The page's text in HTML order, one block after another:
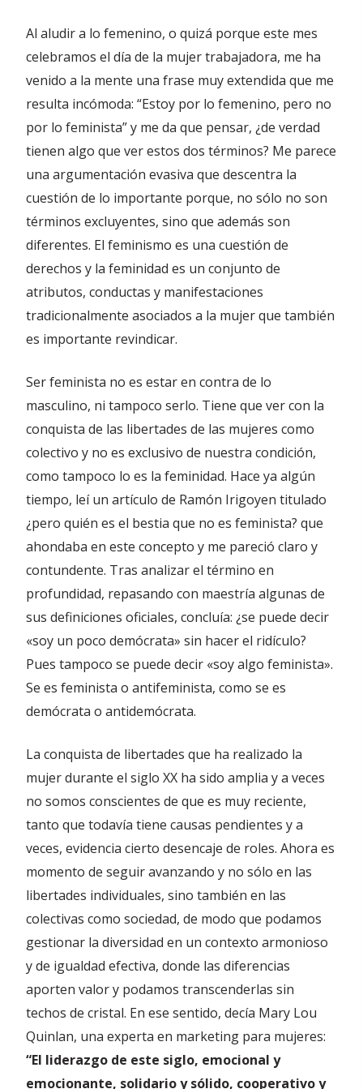
Al aludir a lo femenino, o quizá porque este mes
celebramos el día de la mujer trabajadora, me ha
venido a la mente una frase muy extendida que me
resulta incómoda: “Estoy por lo femenino, pero no
por lo feminista” y me da que pensar, ¿de verdad
tienen algo que ver estos dos términos? Me parece
una argumentación evasiva que descentra la
cuestión de lo importante porque, no sólo no son
términos excluyentes, sino que además son
diferentes. El feminismo es una cuestión de
derechos y la feminidad es un conjunto de
atributos, conductas y manifestaciones
tradicionalmente asociados a la mujer que también
es importante revindicar.
Ser feminista no es estar en contra de lo
masculino, ni tampoco serlo. Tiene que ver con la
conquista de las libertades de las mujeres como
colectivo y no es exclusivo de nuestra condición,
como tampoco lo es la feminidad. Hace ya algún
tiempo, leí un artículo de Ramón Irigoyen titulado
¿pero quién es el bestia que no es feminista? que
ahondaba en este concepto y me pareció claro y
contundente. Tras analizar el término en
profundidad, repasando con maestría algunas de
sus definiciones oficiales, concluía: ¿se puede decir
«soy un poco demócrata» sin hacer el ridículo?
Pues tampoco se puede decir «soy algo feminista».
Se es feminista o antifeminista, como se es
demócrata o antidemócrata.
La conquista de libertades que ha realizado la
mujer durante el siglo XX ha sido amplia y a veces
no somos conscientes de que es muy reciente,
tanto que todavía tiene causas pendientes y a
veces, evidencia cierto desencaje de roles. Ahora es
momento de seguir avanzando y no sólo en las
libertades individuales, sino también en las
colectivas como sociedad, de modo que podamos
gestionar la diversidad en un contexto armonioso
y de igualdad efectiva, donde las diferencias
aporten valor y podamos transcenderlas sin
techos de cristal. En ese sentido, decía Mary Lou
Quinlan, una experta en marketing para mujeres:
“El liderazgo de este siglo, emocional y
emocionante, solidario y sólido, cooperativo y